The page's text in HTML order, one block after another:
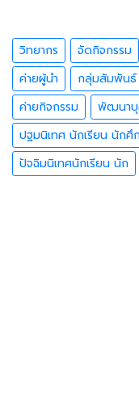
วิทยากร จัดกิจกรรม
ค่ายผู้นำ
กลุ่มสัมพันธ์
ค่ายกิจกรรม
พัฒนาบุ
ปฐมนิเทศ นักเรียน นักศึ
ปัจฉิมนิเทศนักเรียน นัก